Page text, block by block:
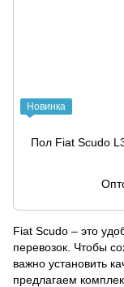
Новинка
Пол Fiat Scudo
Fiat Scudo – это
перевозок. Чтобы
важно установить
предлагаем